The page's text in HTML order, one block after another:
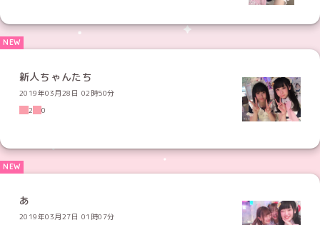
新人ちゃんたち
2019年03月28日 02時50分
2
0
あ
2019年03月27日 01時07分